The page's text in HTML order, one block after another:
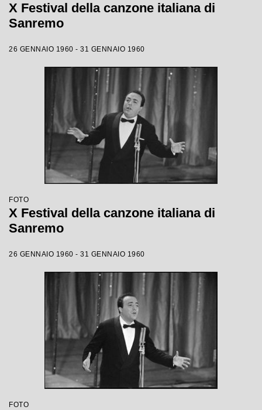
X Festival della canzone italiana di
Sanremo
26 GENNAIO 1960 - 31 GENNAIO 1960
FOTO
X Festival della canzone italiana di
Sanremo
26 GENNAIO 1960 - 31 GENNAIO 1960
FOTO